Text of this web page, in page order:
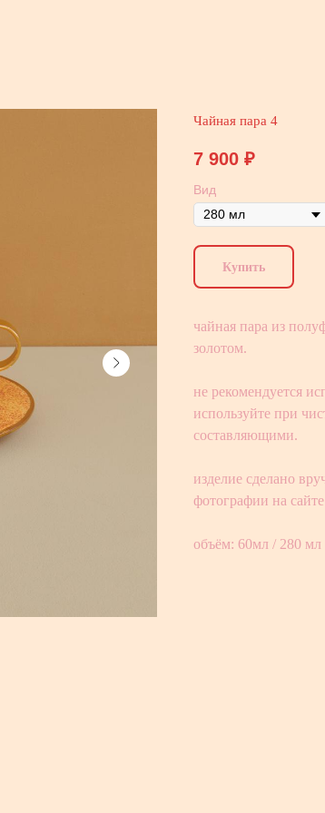
Чайная пара 4
7 900 ₽
Вид
Купить
чайная пара из
золотом.
не рекомендуется
используйте при
составляющими.
изделие сделано
фотографии на
объём: 60мл / 280 мл